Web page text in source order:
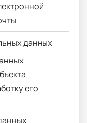
данных
его